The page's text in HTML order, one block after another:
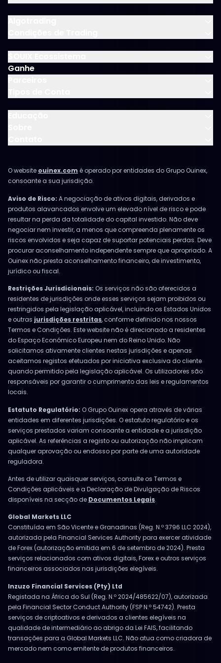
Ganhe
O website ouinex.com é operado por entidades do Grupo Ouinex,
consoante a sua jurisdição.
Aviso de Risco: A negociação de ativos digitais, derivados e
produtos alavancados envolve um elevado nível de risco e pode
resultar na perda da totalidade do capital investido. Não deve
negociar nem investir, a menos que compreenda plenamente os
riscos envolvidos e seja capaz de suportar potenciais perdas. Deve
procurar aconselhamento independente sempre que apropriado. A
Ouinex não presta aconselhamento financeiro, de investimento,
jurídico ou fiscal.
Restrições Jurisdicionais: Os serviços não são oferecidos a
residentes de jurisdições onde esses serviços sejam proibidos ou
restringidos pela legislação aplicável, incluindo os Estados Unidos
e outras jurisdições restritas, conforme definido nos nossos
Termos e Condições. Este website não é direcionado a residentes
do Espaço Económico Europeu nem do Reino Unido. Não
solicitamos ativamente clientes nestas jurisdições e apenas
aceitamos registos efetuados por iniciativa exclusiva do cliente
quando permitido pela legislação aplicável. Os utilizadores são
responsáveis por garantir o cumprimento das leis e regulamentos
locais.
Estatuto Regulatório: O Grupo Ouinex opera através de várias
entidades em diferentes jurisdições. O estatuto regulatório e os
serviços prestados variam consoante a entidade e a jurisdição
aplicável. As referências a registo ou autorização não implicam
qualquer aprovação ou endosso por parte de uma autoridade
reguladora.
Antes de utilizar quaisquer serviços, consulte os Termos e
Condições aplicáveis e a Declaração de Divulgação de Riscos
disponíveis na secção de Documentos Legais.
Global Markets LLC
Constituída em São Vicente e Granadinas (Reg. N.º 3796 LLC 2024),
autorizada pela Financial Services Authority para exercer atividade
de Forex (autorização emitida em 6 de setembro de 2024). Presta
serviços relacionados com ativos digitais, Forex e outros serviços
financeiros associados nas jurisdições elegíveis.
Inzuzo Financial Services (Pty) Ltd
Registada na África do Sul (Reg. N.º 2024/485622/07), autorizada
pela Financial Sector Conduct Authority (FSP N.º 54742). Presta
serviços de criptoativos e derivados a clientes elegíveis na
qualidade de intermediário ao abrigo da Lei FAIS, facilitando
transações para a Global Markets LLC. Não atua como criadora de
mercado nem como emitente de produtos financeiros.